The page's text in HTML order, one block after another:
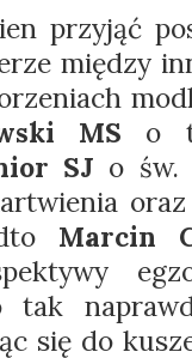
przyjąć
między
MS o
SJ o św.
Marcin
tak
się do